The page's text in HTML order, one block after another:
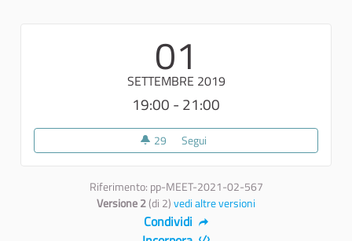
01
SETTEMBRE 2019
19:00 - 21:00
29 29 sostenitori
Segui
Riferimento: pp-MEET-2021-02-567
Versione 2(di 2)vedi altre versioni
Condividi